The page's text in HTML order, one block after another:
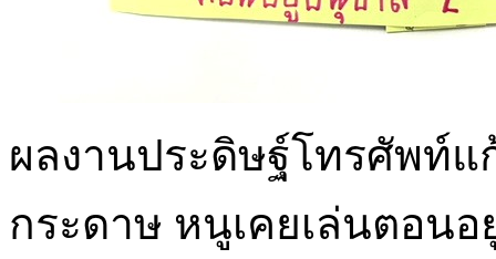
ผลงานประดิษฐ์โทรศัพท์แ
กระดาษ หนูเคยเล่นตอนอ